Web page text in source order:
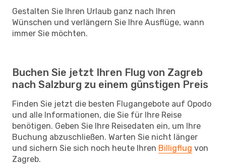
Gestalten Sie Ihren Urlaub ganz nach Ihren
Wünschen und verlängern Sie Ihre Ausflüge, wann
immer Sie möchten.
Buchen Sie jetzt Ihren Flug von Zagreb
nach Salzburg zu einem günstigen Preis
Finden Sie jetzt die besten Flugangebote auf Opodo
und alle Informationen, die Sie für Ihre Reise
benötigen. Geben Sie Ihre Reisedaten ein, um Ihre
Buchung abzuschließen. Warten Sie nicht länger
und sichern Sie sich noch heute Ihren Billigflug von
Zagreb.